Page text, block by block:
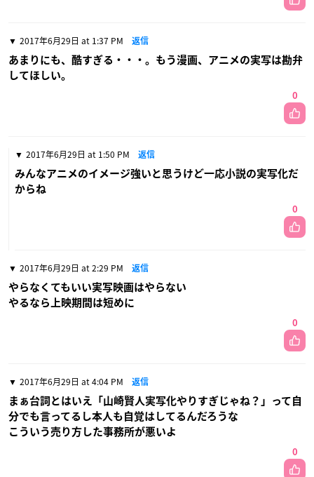
2017年6月29日 at 1:37 PM 返信
あまりにも、酷すぎる・・・。もう漫画、アニメの実写は勘弁
してほしい。
0
2017年6月29日 at 1:50 PM 返信
みんなアニメのイメージ強いと思うけど一応小説の実写化だ
からね
0
2017年6月29日 at 2:29 PM 返信
やらなくてもいい実写映画はやらない
やるなら上映期間は短めに
0
2017年6月29日 at 4:04 PM 返信
まぁ台詞とはいえ「山崎賢人実写化やりすぎじゃね？」って自
分でも言ってるし本人も自覚はしてるんだろうな
こういう売り方した事務所が悪いよ
0